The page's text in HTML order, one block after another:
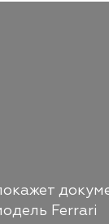
Ferrari